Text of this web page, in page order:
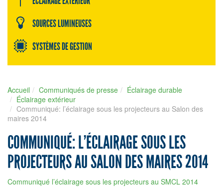
SOURCES LUMINEUSES
SYSTÈMES DE GESTION
Accueil Communiqués de presse
Éclairage durable
Éclairage extérieur
Communiqué: l’éclairage sous les projecteurs au Salon des
maires 2014
COMMUNIQUÉ: L’ÉCLAIRAGE SOUS LES
PROJECTEURS AU SALON DES MAIRES 2014
Communiqué l’éclairage sous les projecteurs au SMCL 2014